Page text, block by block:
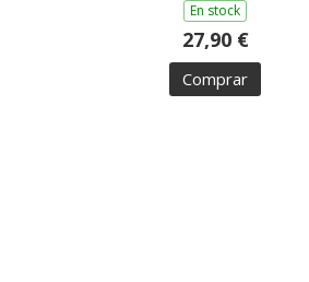
En stock
27,90 €
Comprar